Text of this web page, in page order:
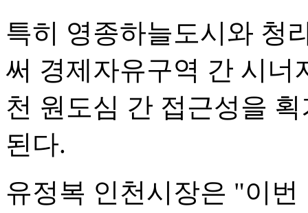
특히 영종하늘도시와 청
써 경제자유구역 간 시너
천 원도심 간 접근성을
된다.
유정복 인천시장은 "이